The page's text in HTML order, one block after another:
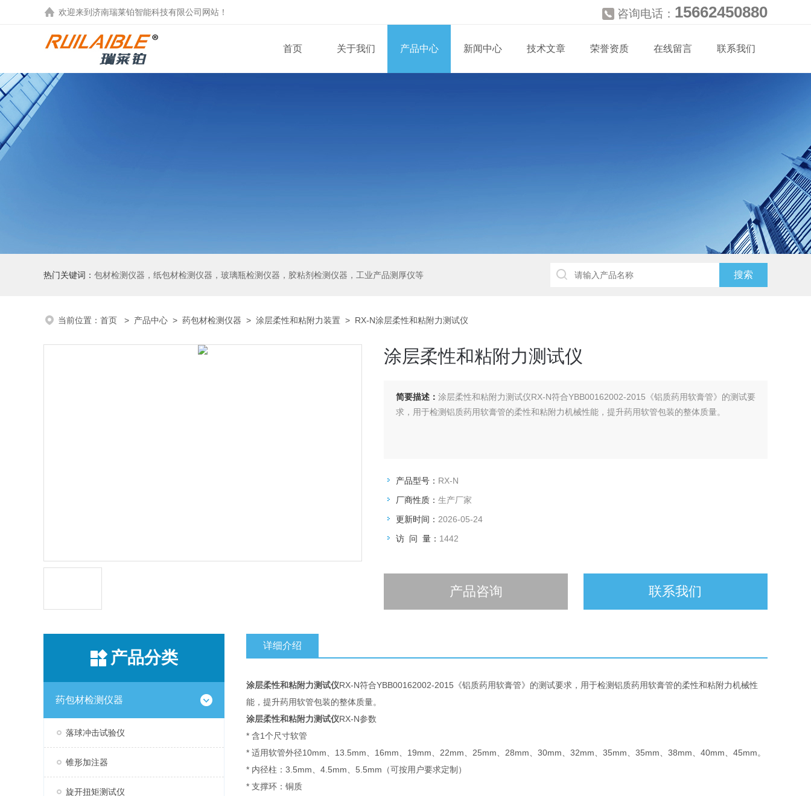
欢迎来到 济南瑞莱铂智能科技有限公司 网站！ 咨询电话： 15662450880
首页 关于我们 产品中心 新闻中心 技术文章 荣誉资质 在线留言 联系我们
热门关键词： 包材检测仪器，纸包材检测仪器，玻璃瓶检测仪器，胶粘剂检测仪器，工业产品测厚仪等
当前位置： 首页 > 产品中心 > 药包材检测仪器 > 涂层柔性和粘附力装置 > RX-N涂层柔性和粘附力测试仪
涂层柔性和粘附力测试仪
简要描述： 涂层柔性和粘附力测试仪RX-N符合YBB00162002-2015《铝质药用软膏管》的测试要
求，用于检测铝质药用软膏管的柔性和粘附力机械性能，提升药用软管包装的整体质量。
产品型号： RX-N
厂商性质： 生产厂家
更新时间： 2026-05-24
访 问 量： 1442
产品咨询 联系我们
产品分类
药包材检测仪器
落球冲击试验仪
锥形加注器
旋开扭矩测试仪
详细介绍
涂层柔性和粘附力测试仪RX-N符合YBB00162002-2015《铝质药用软膏管》的测试要求，用于检测铝质药用软膏管的柔性和粘附力机械性
能，提升药用软管包装的整体质量。
涂层柔性和粘附力测试仪RX-N参数
* 含1个尺寸软管
* 适用软管外径10mm、13.5mm、16mm、19mm、22mm、25mm、28mm、30mm、32mm、35mm、35mm、38mm、40mm、45mm。
* 内径柱：3.5mm、4.5mm、5.5mm（可按用户要求定制）
* 支撑环：铜质